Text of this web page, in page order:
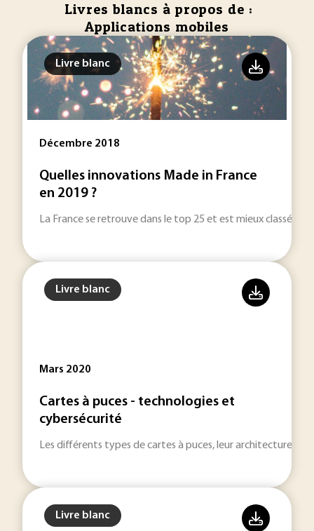
Livres blancs à propos de :
Applications mobiles
Livre blanc
Décembre 2018
Quelles innovations Made in France
en 2019 ?
La France se retrouve dans le top 25 et est mieux classée
Livre blanc
Mars 2020
Cartes à puces - technologies et
cybersécurité
Les différents types de cartes à puces, leur architecture,
Livre blanc